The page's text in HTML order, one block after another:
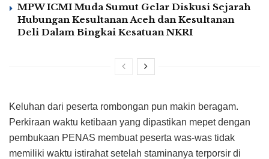
MPW ICMI Muda Sumut Gelar Diskusi Sejarah
Hubungan Kesultanan Aceh dan Kesultanan
Deli Dalam Bingkai Kesatuan NKRI
Keluhan dari peserta rombongan pun makin beragam.
Perkiraan waktu ketibaan yang dipastikan mepet dengan
pembukaan PENAS membuat peserta was-was tidak
memiliki waktu istirahat setelah staminanya terporsir di